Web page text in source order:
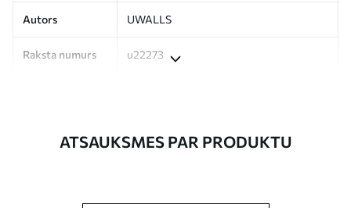
Autors UWALLS
Raksta numurs u22273
ATSAUKSMES PAR PRODUKTU